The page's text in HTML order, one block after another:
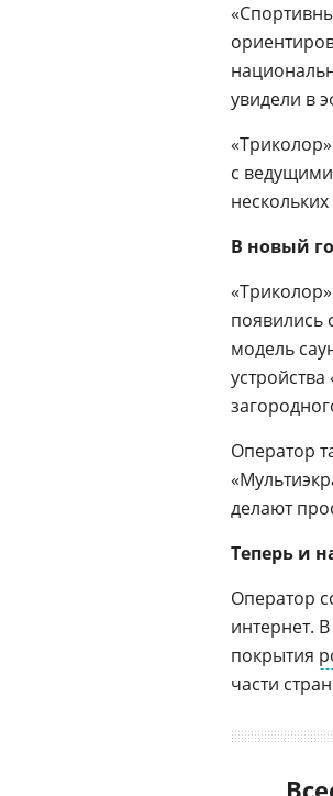
увидели в
с
В новый
появились
модель
Оператор
делают
Теперь и
Оператор
интернет.
покрытия
части